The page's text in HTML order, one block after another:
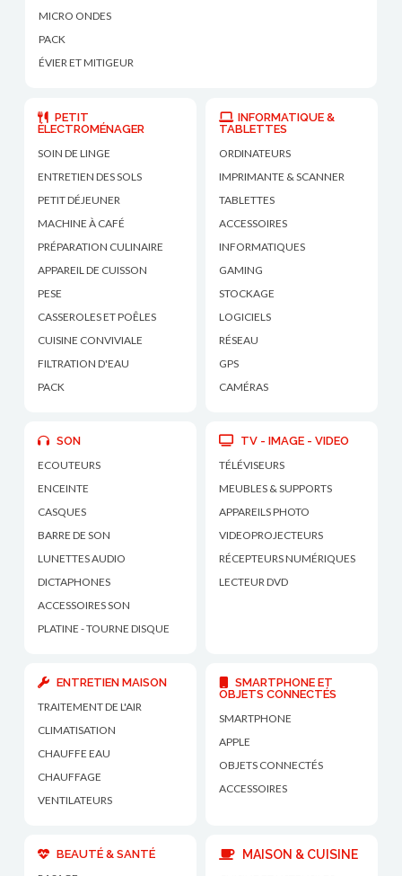
MICRO ONDES
PACK
ÉVIER ET MITIGEUR
PETIT
ÉLECTROMÉNAGER
SOIN DE LINGE
ENTRETIEN DES SOLS
PETIT DÉJEUNER
MACHINE À CAFÉ
PRÉPARATION CULINAIRE
APPAREIL DE CUISSON
PESE
CASSEROLES ET POÊLES
CUISINE CONVIVIALE
FILTRATION D'EAU
PACK
INFORMATIQUE &
TABLETTES
ORDINATEURS
IMPRIMANTE & SCANNER
TABLETTES
ACCESSOIRES
INFORMATIQUES
GAMING
STOCKAGE
LOGICIELS
RÉSEAU
GPS
CAMÉRAS
SON
ECOUTEURS
ENCEINTE
CASQUES
BARRE DE SON
LUNETTES AUDIO
DICTAPHONES
ACCESSOIRES SON
PLATINE - TOURNE DISQUE
TV - IMAGE - VIDEO
TÉLÉVISEURS
MEUBLES & SUPPORTS
APPAREILS PHOTO
VIDEOPROJECTEURS
RÉCEPTEURS NUMÉRIQUES
LECTEUR DVD
ENTRETIEN MAISON
TRAITEMENT DE L'AIR
CLIMATISATION
CHAUFFE EAU
CHAUFFAGE
VENTILATEURS
SMARTPHONE ET
OBJETS CONNECTÉS
SMARTPHONE
APPLE
OBJETS CONNECTÉS
ACCESSOIRES
BEAUTÉ & SANTÉ
MAISON & CUISINE